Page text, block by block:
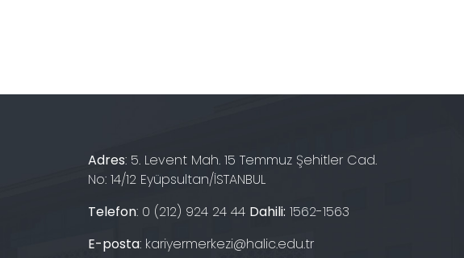
Adres: 5. Levent Mah. 15 Temmuz Şehitler Cad.
No: 14/12 Eyüpsultan/İSTANBUL
Telefon: 0 (212) 924 24 44 Dahili: 1562-1563
E-posta: kariyermerkezi@halic.edu.tr